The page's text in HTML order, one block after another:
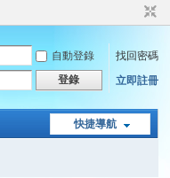
自動登錄
找回密碼
登錄 立即註冊
快捷導航